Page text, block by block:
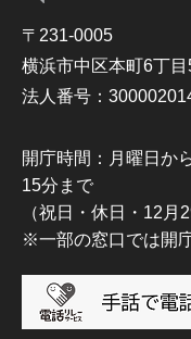
〒231-0005
横浜市中区本町6丁
法人番号：
開庁時間：月曜日か
15分まで
（祝日・休日・12月
※一部の窓口では開